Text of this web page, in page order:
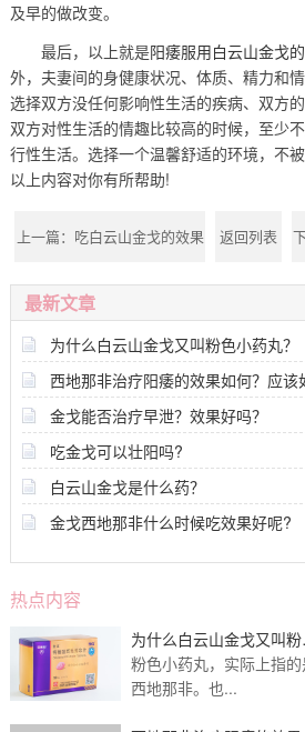
及早的做改变。
最后，以上就是阳痿服用白云山金戈
外，夫妻间的身健康状况、体质、精力和
选择双方没任何影响性生活的疾病、双方
双方对性生活的情趣比较高的时候，至少
行性生活。选择一个温馨舒适的环境，不
以上内容对你有所帮助!
上一篇： 吃白云山金戈的效果
怎么样？白云山金戈有延时效
果吗?
返回列表
最新文章
为什么白云山金戈又叫粉色小药丸？
西地那非治疗阳痿的效果如何？应该
金戈能否治疗早泄？效果好吗？
吃金戈可以壮阳吗?
白云山金戈是什么药？
金戈西地那非什么时候吃效果好呢?
热点内容
为什么白云山金戈又叫粉
小药丸？
粉色小药丸，实际上指的
西地那非。也...